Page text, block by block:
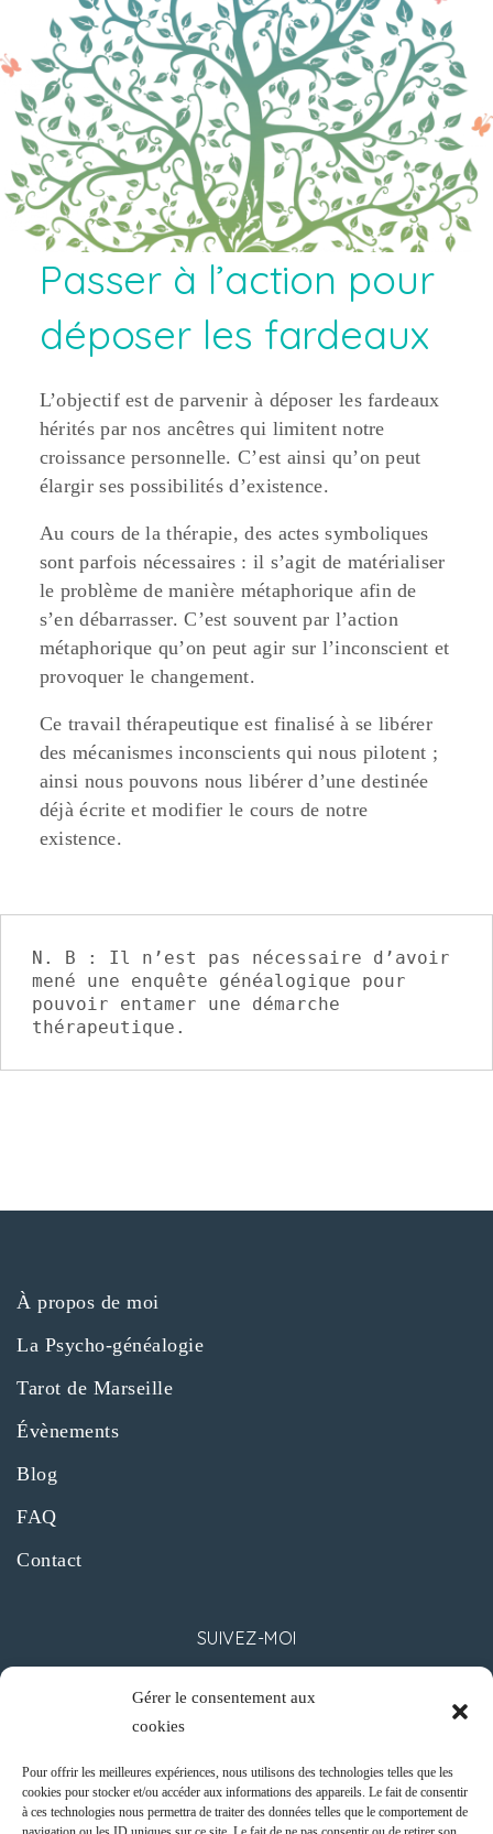
Gérer le consentement aux
cookies
Pour offrir les meilleures expériences, nous utilisons des technologies telles que les
cookies pour stocker et/ou accéder aux informations des appareils. Le fait de consentir
à ces technologies nous permettra de traiter des données telles que le comportement de
Passer à l’action pour
déposer les fardeaux
L’objectif est de parvenir à déposer les fardeaux
hérités par nos ancêtres qui limitent notre
croissance personnelle. C’est ainsi qu’on peut
élargir ses possibilités d’existence.
Au cours de la thérapie, des actes symboliques
sont parfois nécessaires : il s’agit de matérialiser
le problème de manière métaphorique afin de
s’en débarrasser. C’est souvent par l’action
métaphorique qu’on peut agir sur l’inconscient et
provoquer le changement.
Ce travail thérapeutique est finalisé à se libérer
des mécanismes inconscients qui nous pilotent ;
ainsi nous pouvons nous libérer d’une destinée
déjà écrite et modifier le cours de notre
existence.
N. B : Il n’est pas nécessaire d’avoir
mené une enquête généalogique pour
pouvoir entamer une démarche
thérapeutique.
À propos de moi
La Psycho-généalogie
Tarot de Marseille
Évènements
Blog
FAQ
Contact
SUIVEZ-MOI
CONTACT